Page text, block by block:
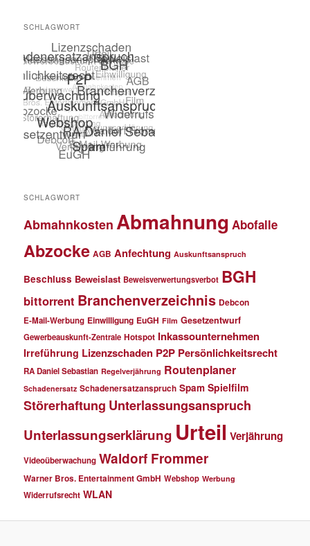
SCHLAGWORT
SCHLAGWORT
Abmahnkosten Abmahnung Abofalle
Abzocke AGB Anfechtung Auskunftsanspruch
Beschluss Beweislast Beweisverwertungsverbot BGH
bittorrent Branchenverzeichnis Debcon
E-Mail-Werbung Einwilligung EuGH Film Gesetzentwurf
Gewerbeauskunft-Zentrale Hotspot Inkassounternehmen
Irreführung Lizenzschaden P2P Persönlichkeitsrecht
RA Daniel Sebastian Regelverjährung Routenplaner
Schadenersatz Schadenersatzanspruch Spam Spielfilm
Störerhaftung Unterlassungsanspruch
Unterlassungserklärung Urteil Verjährung
Videoüberwachung Waldorf Frommer
Warner Bros. Entertainment GmbH Webshop Werbung
Widerrufsrecht WLAN